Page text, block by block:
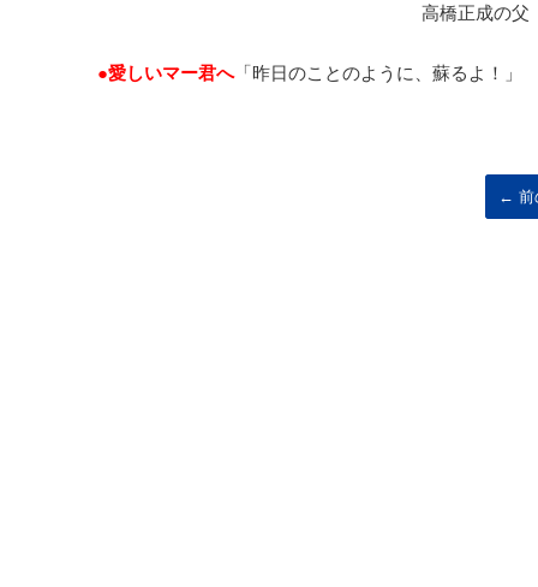
高橋正成の父 高橋
●愛しいマー君へ「昨日のことのように、蘇るよ！」
← 前